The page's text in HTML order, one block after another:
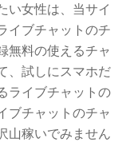
い女性は、当サイ
イブチャットのチ
無料の使えるチャ
、試しにスマホだ
ライブチャットの
ブチャットのチャ
山稼いでみません